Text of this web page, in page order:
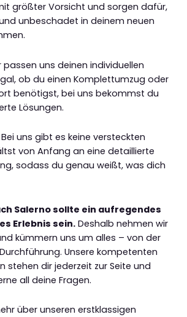
größter Vorsicht und sorgen dafür,
unbeschadet in deinem neuen
passen uns deinen individuellen
ob du einen Komplettumzug oder
benötigst, bei uns bekommst du
Lösungen.
uns gibt es keine versteckten
von Anfang an eine detaillierte
sodass du genau weißt, was dich
Salerno sollte ein aufregendes
Erlebnis sein. Deshalb nehmen wir
kümmern uns um alles – von der
Unsere kompetenten
stehen dir jederzeit zur Seite und
all deine Fragen.
über unseren erstklassigen